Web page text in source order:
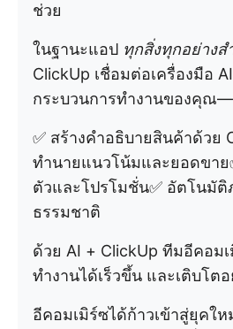
ช่วย
ในฐานะแอป ทุกสิ่งทุกอย่างส
ClickUp เชื่อมต่อเครื่องมือ
กระบวนการทำงานของคุณ
✅ สร้างคำอธิบายสินค้าด้วย
ทำนายแนวโน้มและยอดขาย
ตัวและโปรโมชั่น✅ อัตโนมั
ธรรมชาติ
ด้วย AI + ClickUp ทีมอีคอม
ทำงานได้เร็วขึ้น และเติบโ
อีคอมเมิร์ซได้ก้าวเข้าสู่ยุคใ